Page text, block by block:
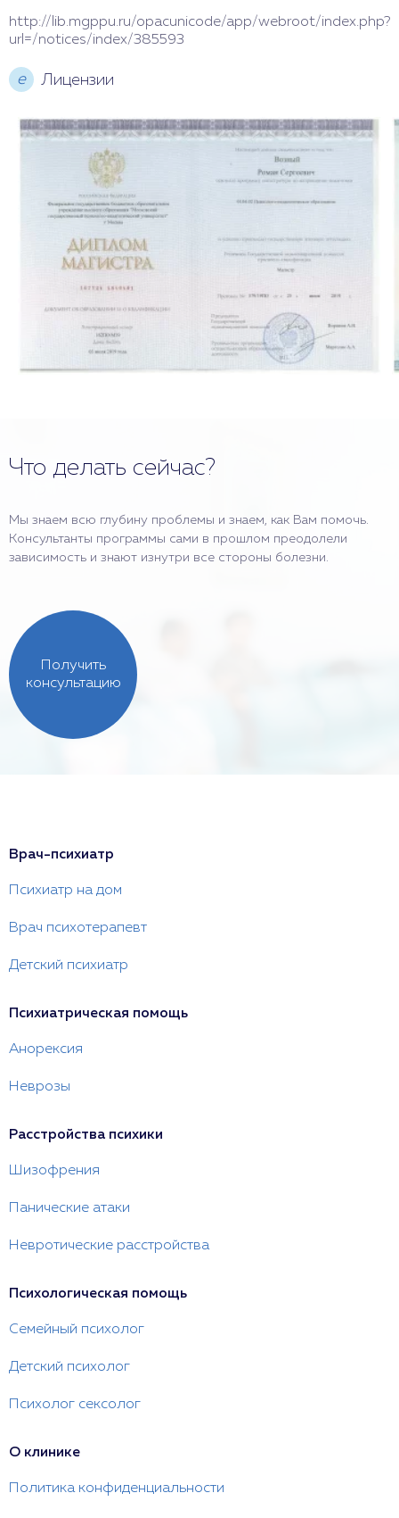
http://lib.mgppu.ru/opacunicode/app/webroot/index.php?
url=/notices/index/385593
е Лицензии
Что делать сейчас?
Мы знаем всю глубину проблемы и знаем, как Вам помочь.
Консультанты программы сами в прошлом преодолели
зависимость и знают изнутри все стороны болезни.
Получить
консультацию
Врач-психиатр
Психиатр на дом
Врач психотерапевт
Детский психиатр
Психиатрическая помощь
Анорексия
Неврозы
Расстройства психики
Шизофрения
Панические атаки
Невротические расстройства
Психологическая помощь
Семейный психолог
Детский психолог
Психолог сексолог
О клинике
Политика конфиденциальности